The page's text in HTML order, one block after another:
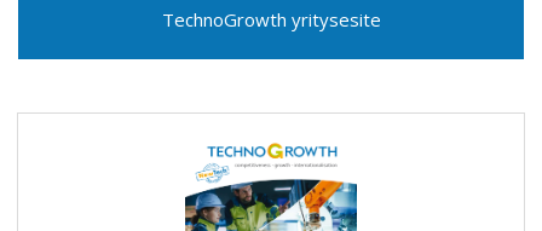
TechnoGrowth yritysesite